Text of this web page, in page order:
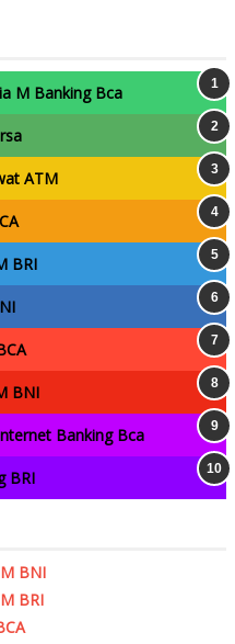
M Banking Bca
ATM
BRI
BNI
Banking Bca
BRI
BNI
BRI